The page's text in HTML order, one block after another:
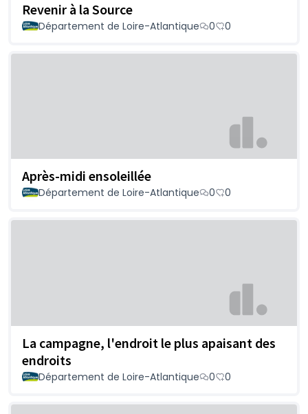
Revenir à la Source
Département de Loire-Atlantique 0 0
Après-midi ensoleillée
Département de Loire-Atlantique 0 0
La campagne, l'endroit le plus apaisant des
endroits
Département de Loire-Atlantique 0 0